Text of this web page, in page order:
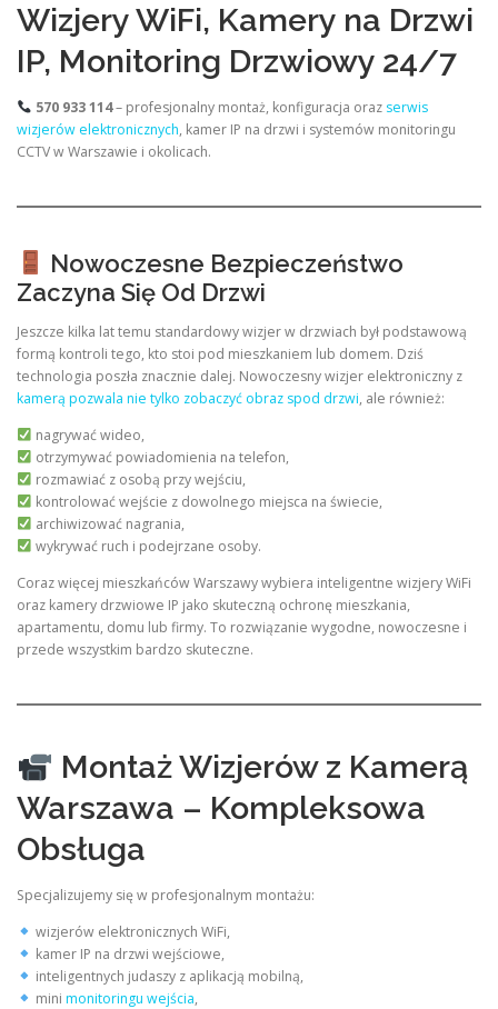
Wizjery WiFi, Kamery na Drzwi
IP, Monitoring Drzwiowy 24/7
570 933 114– profesjonalny montaż, konfiguracja oraz serwis
wizjerów elektronicznych, kamer IP na drzwi i systemów monitoringu
CCTV w Warszawie i okolicach.
Nowoczesne Bezpieczeństwo
Zaczyna Się Od Drzwi
Jeszcze kilka lat temu standardowy wizjer w drzwiach był podstawową
formą kontroli tego, kto stoi pod mieszkaniem lub domem. Dziś
technologia poszła znacznie dalej. Nowoczesny wizjer elektroniczny z
kamerą pozwala nie tylko zobaczyć obraz spod drzwi, ale również:
nagrywać wideo,
otrzymywać powiadomienia na telefon,
rozmawiać z osobą przy wejściu,
kontrolować wejście z dowolnego miejsca na świecie,
archiwizować nagrania,
wykrywać ruch i podejrzane osoby.
Coraz więcej mieszkańców Warszawy wybiera inteligentne wizjery WiFi
oraz kamery drzwiowe IP jako skuteczną ochronę mieszkania,
apartamentu, domu lub firmy. To rozwiązanie wygodne, nowoczesne i
przede wszystkim bardzo skuteczne.
Montaż Wizjerów z Kamerą
Warszawa – Kompleksowa
Obsługa
Specjalizujemy się w profesjonalnym montażu:
wizjerów elektronicznych WiFi,
kamer IP na drzwi wejściowe,
inteligentnych judaszy z aplikacją mobilną,
mini monitoringu wejścia,